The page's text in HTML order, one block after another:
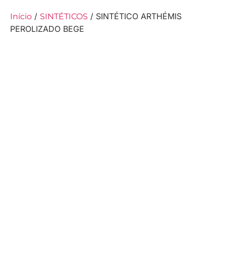
Início / SINTÉTICOS / SINTÉTICO ARTHÉMIS
PEROLIZADO BEGE